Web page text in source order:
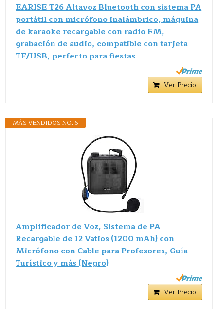
EARISE T26 Altavoz Bluetooth con sistema PA
portátil con micrófono inalámbrico, máquina
de karaoke recargable con radio FM,
grabación de audio, compatible con tarjeta
TF/USB, perfecto para fiestas
Ver Precio
MÁS VENDIDOS NO. 6
Amplificador de Voz, Sistema de PA
Recargable de 12 Vatios (1200 mAh) con
Micrófono con Cable para Profesores, Guía
Turístico y más (Negro)
Ver Precio